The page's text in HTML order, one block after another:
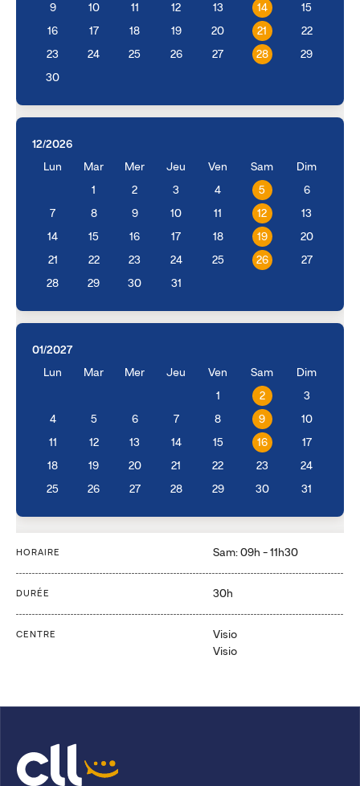
9 10 11 12 13 14 15
16 17 18 19 20 21 22
23 24 25 26 27 28 29
30
12/2026
Lun
Mar Mer Jeu Ven Sam Dim
1 2 3 4 5 6
7 8 9 10 11 12 13
14 15 16 17 18 19 20
21 22 23 24 25 26 27
28 29 30 31
01/2027
Lun
Mar Mer Jeu Ven Sam Dim
1 2 3
4 5 6 7 8 9 10
11 12 13 14 15 16 17
18 19 20 21 22 23 24
25 26 27 28 29 30 31
HORAIRE Sam: 09h - 11h30
DURÉE 30h
CENTRE
Visio
Visio